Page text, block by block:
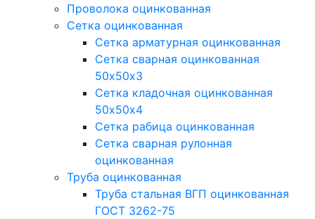
Проволока оцинкованная
Сетка оцинкованная
Сетка арматурная оцинкованная
Сетка сварная оцинкованная
50х50х3
Сетка кладочная оцинкованная
50х50х4
Сетка рабица оцинкованная
Сетка сварная рулонная
оцинкованная
Труба оцинкованная
Труба стальная ВГП оцинкованная
ГОСТ 3262-75